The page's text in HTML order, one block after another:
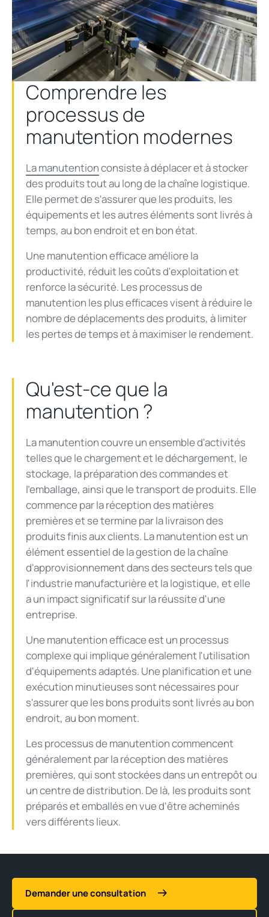
Comprendre les
processus de
manutention modernes
La manutentionconsiste à déplacer et à stocker
des produits tout au long de la chaîne logistique.
Elle permet de s'assurer que les produits, les
équipements et les autres éléments sont livrés à
temps, au bon endroit et en bon état.
Une manutention efficace améliore la
productivité, réduit les coûts d'exploitation et
renforce la sécurité. Les processus de
manutention les plus efficaces visent à réduire le
nombre de déplacements des produits, à limiter
les pertes de temps et à maximiser le rendement.
Qu'est-ce que la
manutention ?
La manutention couvre un ensemble d'activités
telles que le chargement et le déchargement, le
stockage, la préparation des commandes et
l'emballage, ainsi que le transport de produits. Elle
commence par la réception des matières
premières et se termine par la livraison des
produits finis aux clients. La manutention est un
élément essentiel de la gestion de la chaîne
d'approvisionnement dans des secteurs tels que
l'industrie manufacturière et la logistique, et elle
a un impact significatif sur la réussite d'une
entreprise.
Une manutention efficace est un processus
complexe qui implique généralement l'utilisation
d'équipements adaptés. Une planification et une
exécution minutieuses sont nécessaires pour
s'assurer que les bons produits sont livrés au bon
endroit, au bon moment.
Les processus de manutention commencent
généralement par la réception des matières
premières, qui sont stockées dans un entrepôt ou
un centre de distribution. De là, les produits sont
préparés et emballés en vue d'être acheminés
vers différents lieux.
Demander une consultation